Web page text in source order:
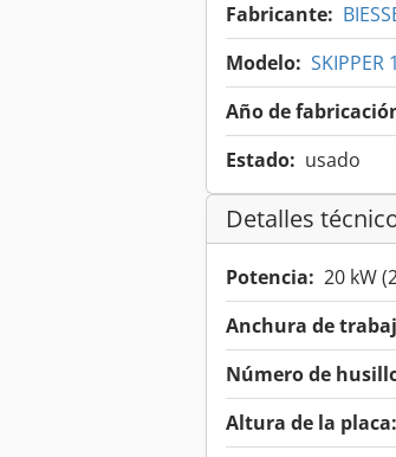
Fabricante:
Modelo: SKIPPER
Año de
Estado: usado
Detalles
Potencia: 20 kW
Anchura de
Número de
Altura de la placa: